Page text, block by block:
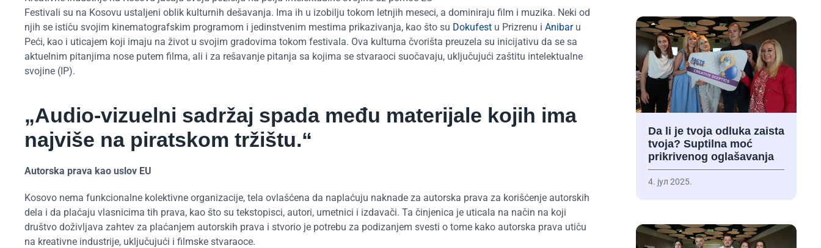
Festivali su na Kosovu ustaljeni oblik kulturnih dešavanja. Ima ih u izobilju tokom letnjih meseci, a dominiraju film i muzika. Neki od
njih se ističu svojim kinematografskim programom i jedinstvenim mestima prikazivanja, kao što su Dokufest u Prizrenu i Anibaru
Peći, kao i uticajem koji imaju na život u svojim gradovima tokom festivala. Ova kulturna čvorišta preuzela su inicijativu da se sa
aktuelnim pitanjima nose putem filma, ali i za rešavanje pitanja sa kojima se stvaraoci suočavaju, uključujući zaštitu intelektualne
svojine (IP).
„Audio-vizuelni sadržaj spada među materijale kojih ima
najviše na piratskom tržištu.“
Autorska prava kao uslov EU
Kosovo nema funkcionalne kolektivne organizacije, tela ovlašćena da naplaćuju naknade za autorska prava za korišćenje autorskih
dela i da plaćaju vlasnicima tih prava, kao što su tekstopisci, autori, umetnici i izdavači. Ta činjenica je uticala na način na koji
društvo doživljava zahtev za plaćanjem autorskih prava i stvorio je potrebu za podizanjem svesti o tome kako autorska prava utiču
na kreativne industrije, uključujući i filmske stvaraoce.
Da li je tvoja odluka zaista
tvoja? Suptilna moć
prikrivenog oglašavanja
4. јул 2025.